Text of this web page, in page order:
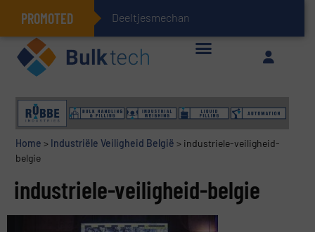
PROMOTED Deeltjesmechanica en kra
Home > Industriële Veiligheid België > industriele-veiligheid-
belgie
industriele-veiligheid-belgie